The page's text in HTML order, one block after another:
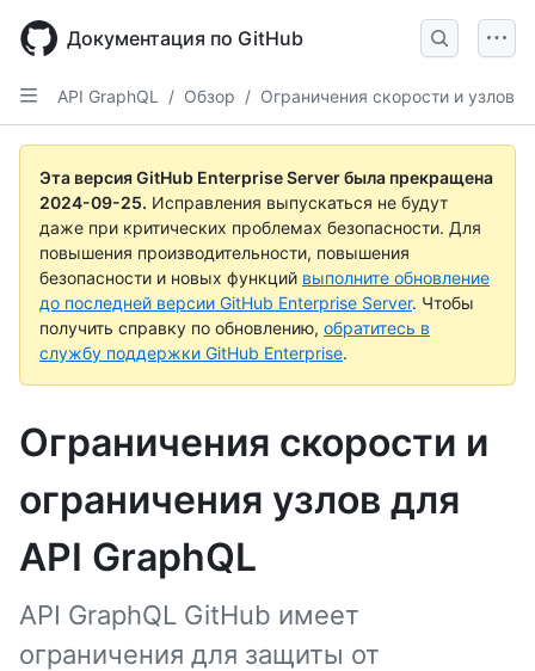
main
content
Документация по GitHub
API GraphQL / Обзор / Ограничения скорости и узлов
Эта версия GitHub Enterprise Server была прекращена
2024-09-25. Исправления выпускаться не будут
даже при критических проблемах безопасности. Для
повышения производительности, повышения
безопасности и новых функций выполните обновление
до последней версии GitHub Enterprise Server. Чтобы
получить справку по обновлению, обратитесь в
службу поддержки GitHub Enterprise.
Ограничения скорости и
ограничения узлов для
API GraphQL
API GraphQL GitHub имеет
ограничения для защиты от